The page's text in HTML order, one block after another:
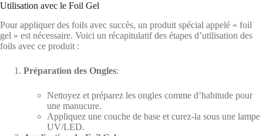
Utilisation avec le Foil Gel
Pour appliquer des foils avec succès, un produit spécial appelé « foil
gel » est nécessaire. Voici un récapitulatif des étapes d’utilisation des
foils avec ce produit :
Préparation des Ongles:
Nettoyez et préparez les ongles comme d’habitude pour
une manucure.
Appliquez une couche de base et curez-la sous une lampe
UV/LED.